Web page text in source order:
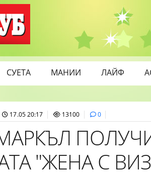
СУЕТА МАНИИ ЛАЙФ
17.05 20:17 13100 0
"ЖЕНА С